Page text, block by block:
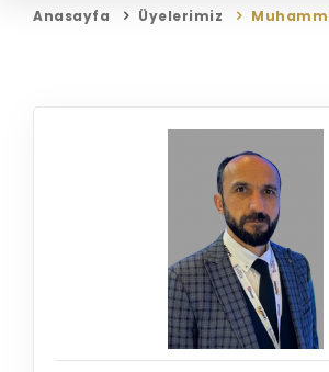
Anasayfa Üyelerimiz